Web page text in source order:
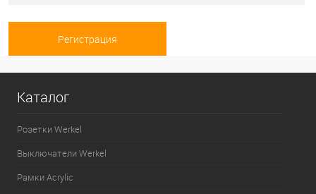
Каталог
Розетки Werkel
Выключатели Werkel
Рамки Acrylic